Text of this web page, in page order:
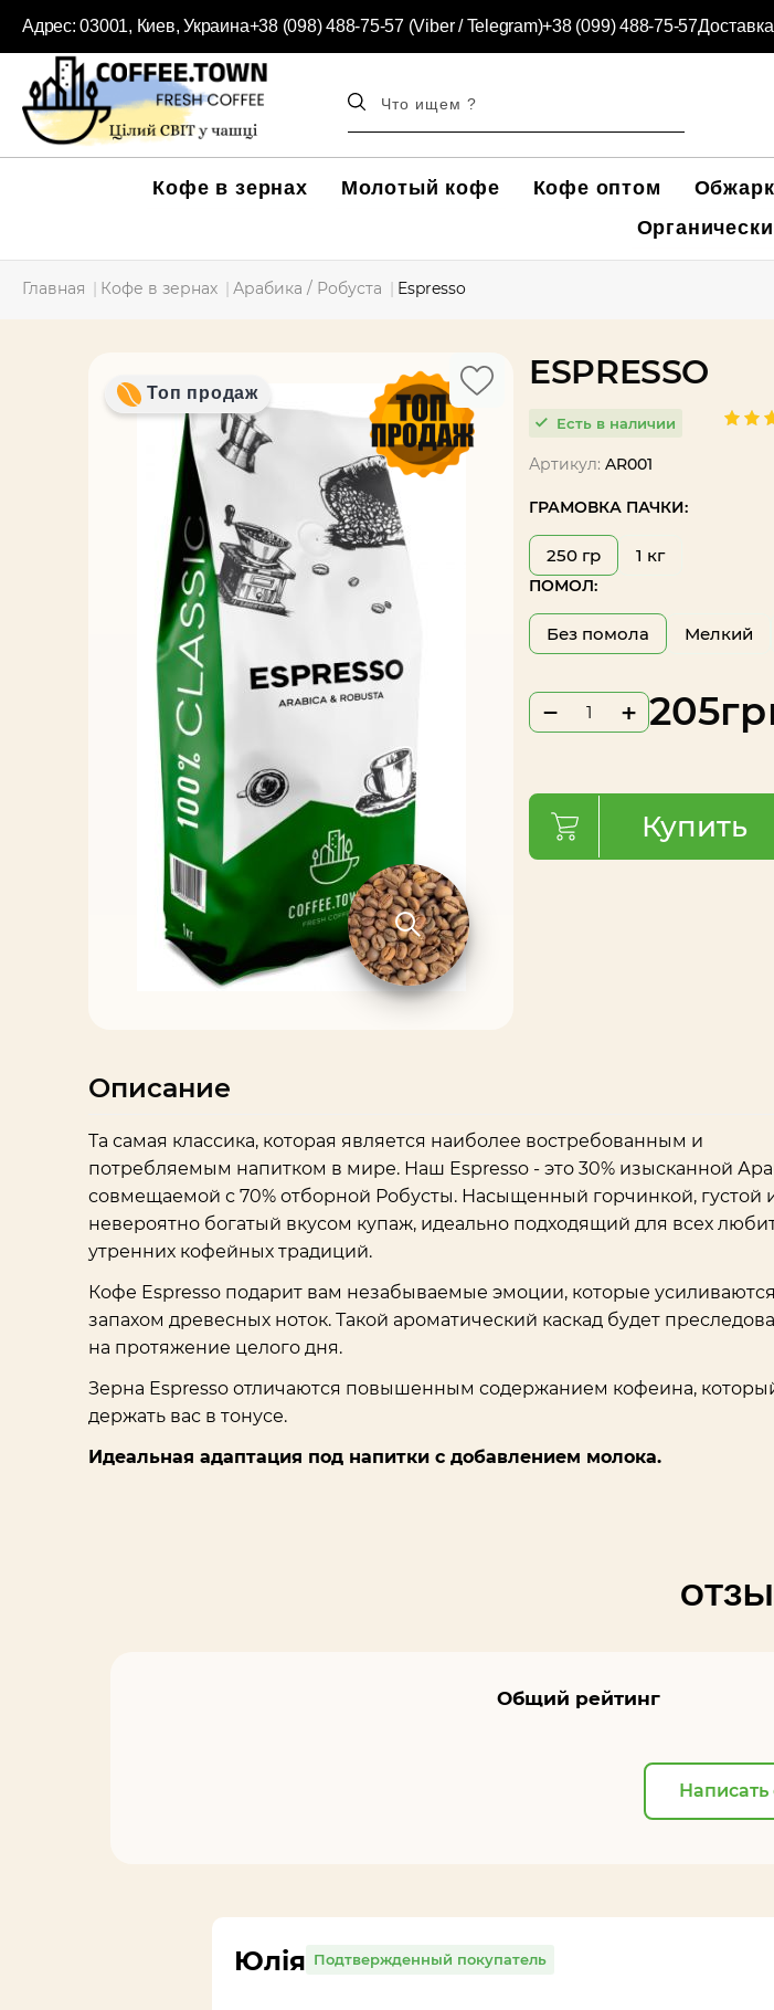
Адрес: 03001, Киев, Украина+38 (098) 488-75-57 (Viber / Telegram)+38 (099) 488-75-57
Кофе в зернах Молотый кофе Кофе оптом
Главная Кофе в зернах Арабика / Робуста Espresso
Топ продаж
ESPRESSO
Есть в наличии
Артикул:AR001
ГРАМОВКА ПАЧКИ:
250 гр 1 кг
ПОМОЛ:
Без помола Мелкий
− + 205
Купить
Описание
Та самая классика, которая является наиболее востребованным и
потребляемым напитком в мире. Наш Espresso - это 30% изысканной
совмещаемой с 70% отборной Робусты. Насыщенный горчинкой, густой
невероятно богатый вкусом купаж, идеально подходящий для всех
утренних кофейных традиций.
Кофе Espresso подарит вам незабываемые эмоции, которые усиливаются
запахом древесных ноток. Такой ароматический каскад будет
на протяжение целого дня.
Зерна Espresso отличаются повышенным содержанием кофеина,
держать вас в тонусе.
Идеальная адаптация под напитки с добавлением молока.
Общий рейтинг
Написать
Юлія Подтвержденный покупатель